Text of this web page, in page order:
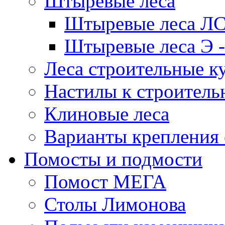
Штыревые леса
Штыревые леса Э
Леса строительные
Настилы к
Клиновые леса
Варианты крепления
Помосты и подмости
Помост МЕГА
Столы Лимонова